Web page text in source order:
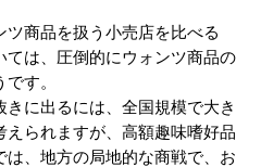
商品を扱う小売店を比べる
ては、圧倒的にウォンツ商品の
す。
に出るには、全国規模で大き
られますが、高額趣味嗜好品
、地方の局地的な商戦で、お